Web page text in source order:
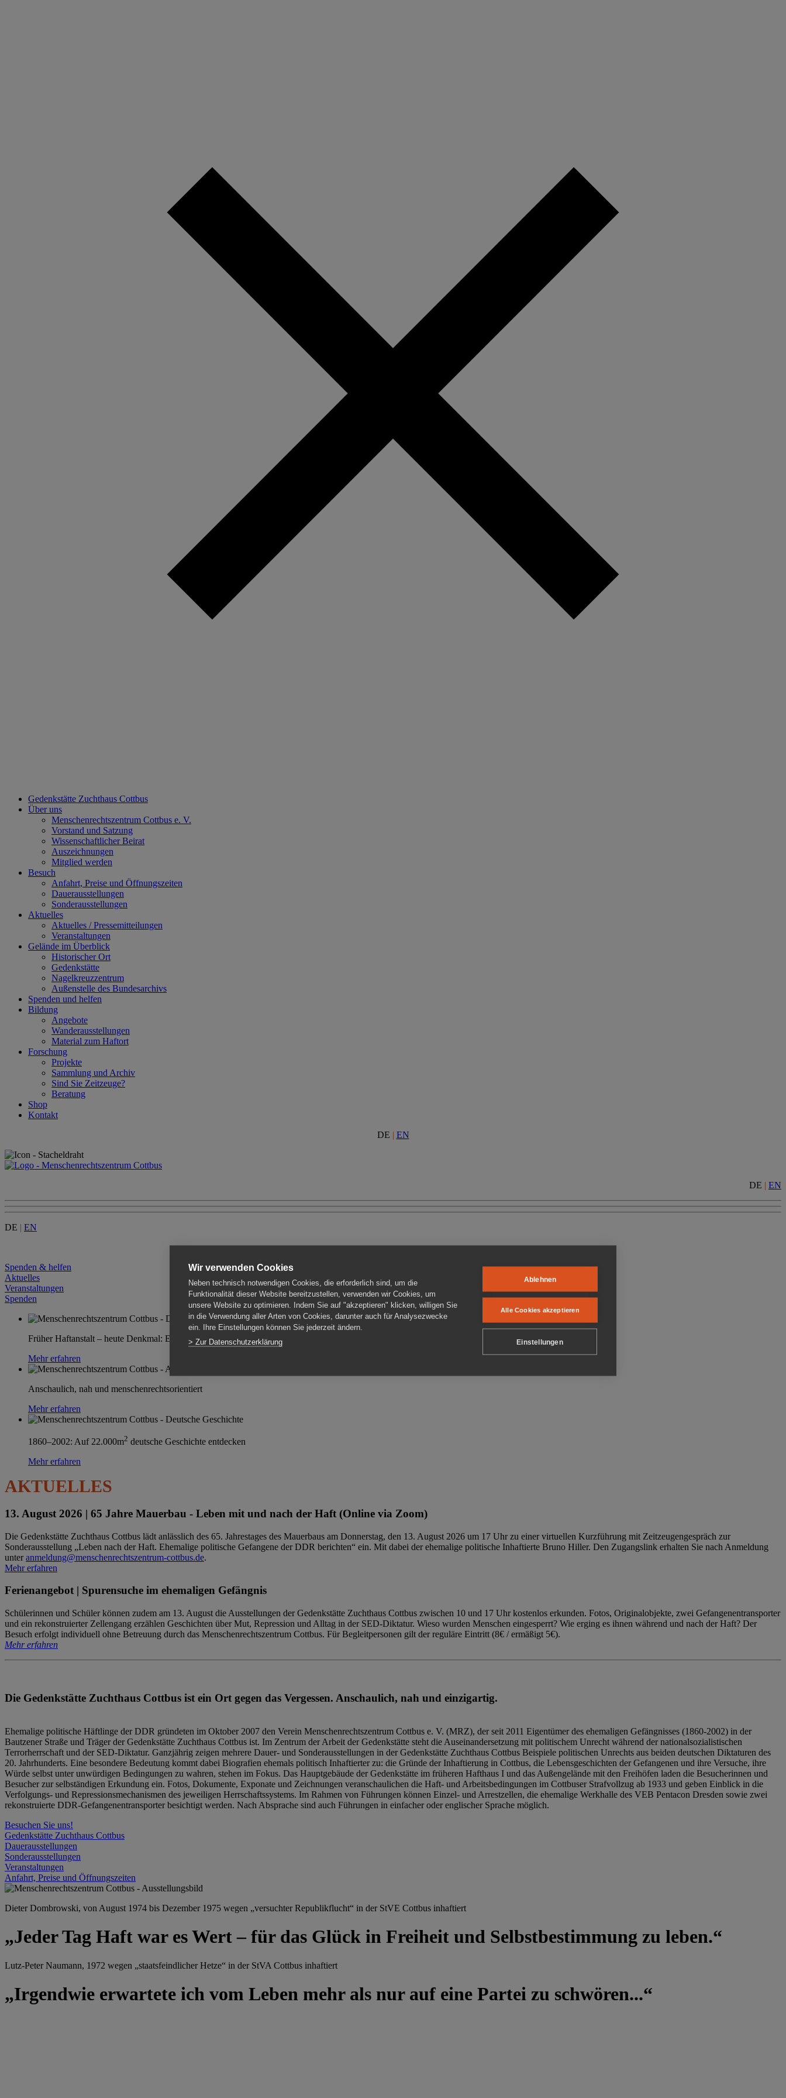
Gedenkstätte Zuchthaus Cottbus
Über uns
Menschenrechtszentrum Cottbus e. V.
Vorstand und Satzung
Wissenschaftlicher Beirat
Auszeichnungen
Mitglied werden
Besuch
Anfahrt, Preise und Öffnungszeiten
Dauerausstellungen
Sonderausstellungen
Aktuelles
Aktuelles / Pressemitteilungen
Veranstaltungen
Gelände im Überblick
Historischer Ort
Gedenkstätte
Nagelkreuzzentrum
Außenstelle des Bundesarchivs
Spenden und helfen
Bildung
Angebote
Wanderausstellungen
Material zum Haftort
Forschung
Projekte
Sammlung und Archiv
Sind Sie Zeitzeuge?
Beratung
Shop
Kontakt
DE | EN
DE | EN
DE | EN
Spenden & helfen
Aktuelles
Veranstaltungen
Spenden
Früher Haftanstalt – heute Denkmal: Einen Ort im Wandel erleben
Mehr erfahren
Anschaulich, nah und menschenrechtsorientiert
Mehr erfahren
1860–2002: Auf 22.000m2 deutsche Geschichte entdecken
Mehr erfahren
AKTUELLES
13. August 2026 | 65 Jahre Mauerbau - Leben mit und nach der Haft (Online via Zoom)
Die Gedenkstätte Zuchthaus Cottbus lädt anlässlich des 65. Jahrestages des Mauerbaus am Donnerstag, den 13. August 2026 um 17 Uhr zu einer virtuellen Kurzführung mit Zeitzeugengespräch zur
Sonderausstellung „Leben nach der Haft. Ehemalige politische Gefangene der DDR berichten“ ein. Mit dabei der ehemalige politische Inhaftierte Bruno Hiller. Den Zugangslink erhalten Sie nach Anmeldung
unteranmeldung@menschenrechtszentrum-cottbus.de.
Mehr erfahren
Ferienangebot | Spurensuche im ehemaligen Gefängnis
Schülerinnen und Schüler können zudem am 13. August die Ausstellungen der Gedenkstätte Zuchthaus Cottbus zwischen 10 und 17 Uhr kostenlos erkunden. Fotos, Originalobjekte, zwei Gefangenentransporter
und ein rekonstruierter Zellengang erzählen Geschichten über Mut, Repression und Alltag in der SED-Diktatur. Wieso wurden Menschen eingesperrt? Wie erging es ihnen während und nach der Haft? Der
Besuch erfolgt individuell ohne Betreuung durch das Menschenrechtszentrum Cottbus. Für Begleitpersonen gilt der reguläre Eintritt (8€ / ermäßigt 5€).
Mehr erfahren
Die Gedenkstätte Zuchthaus Cottbus ist ein Ort gegen das Vergessen. Anschaulich, nah und einzigartig.
Ehemalige politische Häftlinge der DDR gründeten im Oktober 2007 den Verein Menschenrechtszentrum Cottbus e. V. (MRZ), der seit 2011 Eigentümer des ehemaligen Gefängnisses (1860-2002) in der
Bautzener Straße und Träger der Gedenkstätte Zuchthaus Cottbus ist. Im Zentrum der Arbeit der Gedenkstätte steht die Auseinandersetzung mit politischem Unrecht während der nationalsozialistischen
Terrorherrschaft und der SED-Diktatur. Ganzjährig zeigen mehrere Dauer- und Sonderausstellungen in der Gedenkstätte Zuchthaus Cottbus Beispiele politischen Unrechts aus beiden deutschen Diktaturen des
20. Jahrhunderts. Eine besondere Bedeutung kommt dabei Biografien ehemals politisch Inhaftierter zu: die Gründe der Inhaftierung in Cottbus, die Lebensgeschichten der Gefangenen und ihre Versuche, ihre
Würde selbst unter unwürdigen Bedingungen zu wahren, stehen im Fokus. Das Hauptgebäude der Gedenkstätte im früheren Hafthaus I und das Außengelände mit den Freihöfen laden die Besucherinnen und
Besucher zur selbständigen Erkundung ein. Fotos, Dokumente, Exponate und Zeichnungen veranschaulichen die Haft- und Arbeitsbedingungen im Cottbuser Strafvollzug ab 1933 und geben Einblick in die
Verfolgungs- und Repressionsmechanismen des jeweiligen Herrschaftssystems. Im Rahmen von Führungen können Einzel- und Arrestzellen, die ehemalige Werkhalle des VEB Pentacon Dresden sowie zwei
rekonstruierte DDR-Gefangenentransporter besichtigt werden. Nach Absprache sind auch Führungen in einfacher oder englischer Sprache möglich.
Besuchen Sie uns!
Gedenkstätte Zuchthaus Cottbus
Dauerausstellungen
Sonderausstellungen
Veranstaltungen
Anfahrt, Preise und Öffnungszeiten
Dieter Dombrowski, von August 1974 bis Dezember 1975 wegen „versuchter Republikflucht“ in der StVE Cottbus inhaftiert
„Jeder Tag Haft war es Wert – für das Glück in Freiheit und Selbstbestimmung zu leben.“
Lutz-Peter Naumann, 1972 wegen „staatsfeindlicher Hetze“ in der StVA Cottbus inhaftiert
„Irgendwie erwartete ich vom Leben mehr als nur auf eine Partei zu schwören...“
Wir verwenden Cookies
Neben technisch notwendigen Cookies, die erforderlich sind, um die
Funktionalität dieser Website bereitzustellen, verwenden wir Cookies, um
unsere Website zu optimieren. Indem Sie auf "akzeptieren" klicken, willigen Sie
in die Verwendung aller Arten von Cookies, darunter auch für Analysezwecke
ein. Ihre Einstellungen können Sie jederzeit ändern.
> Zur Datenschutzerklärung
Ablehnen
Alle Cookies akzeptieren
Einstellungen